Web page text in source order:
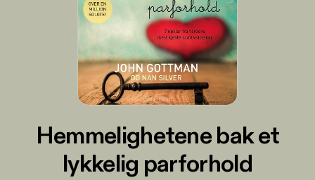
Hemmelighetene bak et
lykkelig parforhold